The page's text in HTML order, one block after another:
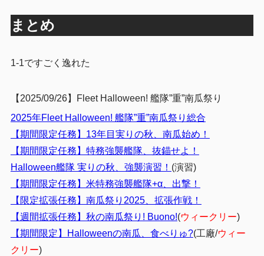
まとめ
1-1ですごく逸れた
【2025/09/26】Fleet Halloween! 艦隊”重”南瓜祭り
2025年Fleet Halloween! 艦隊”重”南瓜祭り総合
【期間限定任務】13年目実りの秋、南瓜始め！
【期間限定任務】特務強襲艦隊、抜錨せよ！
Halloween艦隊 実りの秋、強襲演習！ (演習)
【期間限定任務】米特務強襲艦隊+α、出撃！
【限定拡張任務】南瓜祭り2025、拡張作戦！
【週間拡張任務】秋の南瓜祭り! Buono!(ウィークリー)
【期間限定】Halloweenの南瓜、食べりゅ?(工廠/ウィー
クリー)